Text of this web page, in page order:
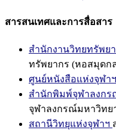
สารสนเทศและการสื่อสาร
สำนักงานวิทยทรัพย
ทรัพยากร (หอสมุดก
ศูนย์หนังสือแห่งจุฬาฯ
สำนักพิมพ์จุฬาลงกร
จุฬาลงกรณ์มหาวิทย
สถานีวิทยุแห่งจุฬาฯ